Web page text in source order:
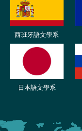
西班牙語文學系
日本語文學系